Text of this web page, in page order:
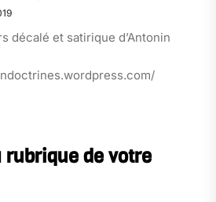
décalé et satirique d’Antonin
rubrique de votre